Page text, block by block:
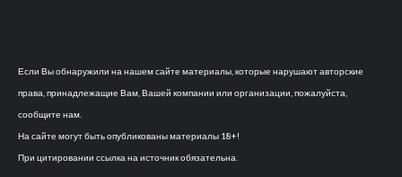
Если Вы обнаружили на нашем сайте материалы, которые нарушают авторские
права, принадлежащие Вам, Вашей компании или организации, пожалуйста,
сообщите нам.
На сайте могут быть опубликованы материалы 18+!
При цитировании ссылка на источник обязательна.